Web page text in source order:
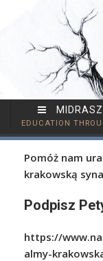
EDUCATION
Pomóż nam
krakowską
Podpisz
https://
almy-